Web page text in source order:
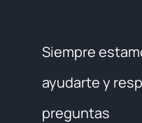
Siempre
ayudarte y
preguntas